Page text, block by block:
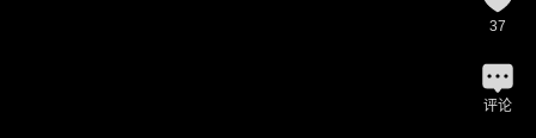
37
评论